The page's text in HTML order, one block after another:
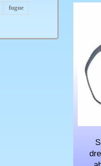
fugue